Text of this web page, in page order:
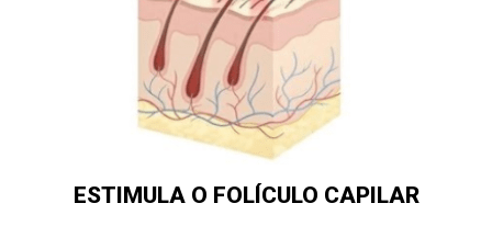
ESTIMULA O FOLÍCULO CAPILAR